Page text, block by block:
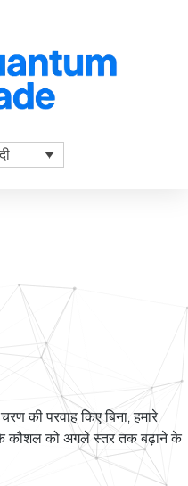
की परवाह किए बिना, हमारे
कौशल को अगले स्तर तक बढ़ाने के